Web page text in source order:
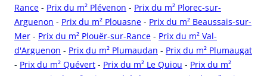
Rance - Prix du m² Plévenon - Prix du m² Plorec-sur-
Arguenon - Prix du m² Plouasne - Prix du m² Beaussais-sur-
Mer - Prix du m² Plouër-sur-Rance - Prix du m² Val-
d'Arguenon - Prix du m² Plumaudan - Prix du m² Plumaugat
- Prix du m² Quévert - Prix du m² Le Quiou - Prix du m²